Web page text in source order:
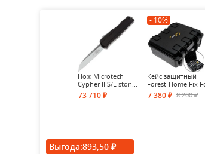
Нож Microtech
Cypher II S/E ston...
73 710 ₽
- 10%
Кейс защитный
Forest-Home Fix
7 380₽ 8 200₽
Выгода:893,50 ₽